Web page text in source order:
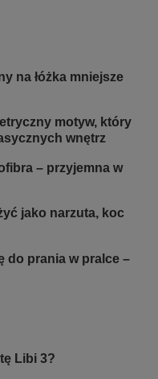
na łóżka mniejsze
motyw, który
wnętrz
– przyjemna w
jako narzuta, koc
do prania w pralce –
Libi 3?